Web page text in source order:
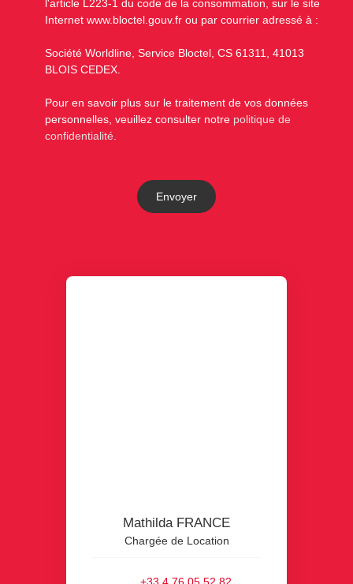
l'article L223-1 du code de la consommation, sur le site
Internet www.bloctel.gouv.fr ou par courrier adressé à :
Société Worldline, Service Bloctel, CS 61311, 41013
BLOIS CEDEX.
Pour en savoir plus sur le traitement de vos données
personnelles, veuillez consulter notre politique de
confidentialité.
Envoyer
Mathilda FRANCE
Chargée de Location